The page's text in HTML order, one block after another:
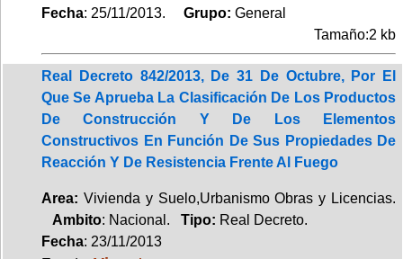
Fecha: 25/11/2013. Grupo: General
Tamaño:2 kb
Real Decreto 842/2013, De 31 De Octubre, Por El
Que Se Aprueba La Clasificación De Los Productos
De Construcción Y De Los Elementos
Constructivos En Función De Sus Propiedades De
Reacción Y De Resistencia Frente Al Fuego
Area: Vivienda y Suelo,Urbanismo Obras y Licencias.
Ambito: Nacional. Tipo: Real Decreto.
Fecha: 23/11/2013